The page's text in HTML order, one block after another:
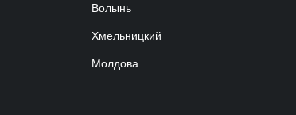
Волынь
Хмельницкий
Молдова